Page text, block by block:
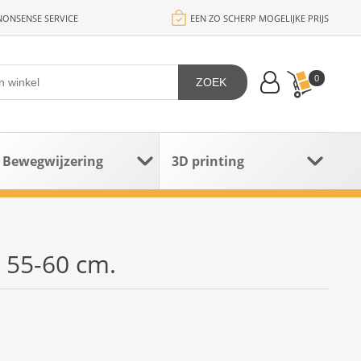
SERVICE EEN ZO SCHERP MOGELIJKE PRIJS
0
ZOEK
Bewegwijzering 3D printing
60 cm.